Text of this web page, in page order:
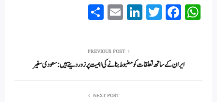
W
ha
A
pp
Fa
ce
ok
T
wi
r
Li
nk
In
E
m
PREVIOUS POST
ایران کے ساتھ تعلقات کو مضبوط بنانے کی اہمیت پر زور دیتے ہیں: سعودی سفیر
NEXT POST